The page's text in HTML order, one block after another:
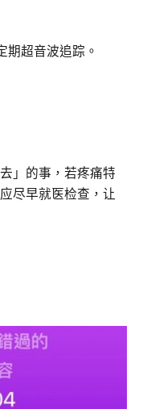
期超音波追踪。
」的事，若疼痛特
尽早就医检查，让